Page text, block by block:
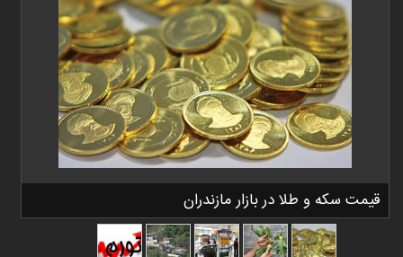
قیمت سکه و طلا در بازار مازندران